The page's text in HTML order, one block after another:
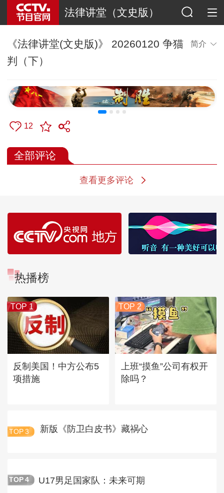
法律讲堂（文史版）
《法律讲堂(文史版)》 20260120 争猫
判（下）
简介
12
全部评论
查看更多评论
热播榜
TOP 1
反制美国！中方公布5
项措施
TOP 2
上班“摸鱼”公司有权开
除吗？
TOP 3 新版《防卫白皮书》藏祸心
TOP 4 U17男足国家队：未来可期